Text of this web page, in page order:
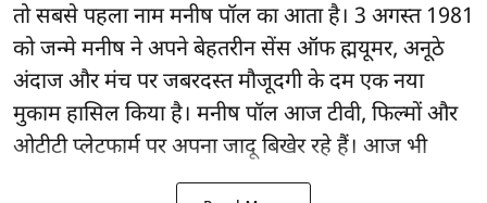
तो सबसे पहला नाम मनीष पॉल का आता है। 3 अगस्त 1981
को जन्मे मनीष ने अपने बेहतरीन सेंस ऑफ ह्मयूमर, अनूठे
अंदाज और मंच पर जबरदस्त मौजूदगी के दम एक नया
मुकाम हासिल किया है। मनीष पॉल आज टीवी, फिल्मों और
ओटीटी प्लेटफार्म पर अपना जादू बिखेर रहे हैं। आज भी